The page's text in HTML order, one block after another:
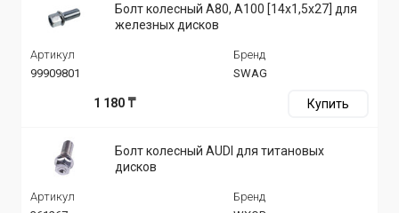
Болт колесный A80, A100 [14x1,5x27] для
железных дисков
Артикул
99909801
Бренд
SWAG
1 180 ₸ Купить
Болт колесный AUDI для титановых
дисков
Артикул
Бренд